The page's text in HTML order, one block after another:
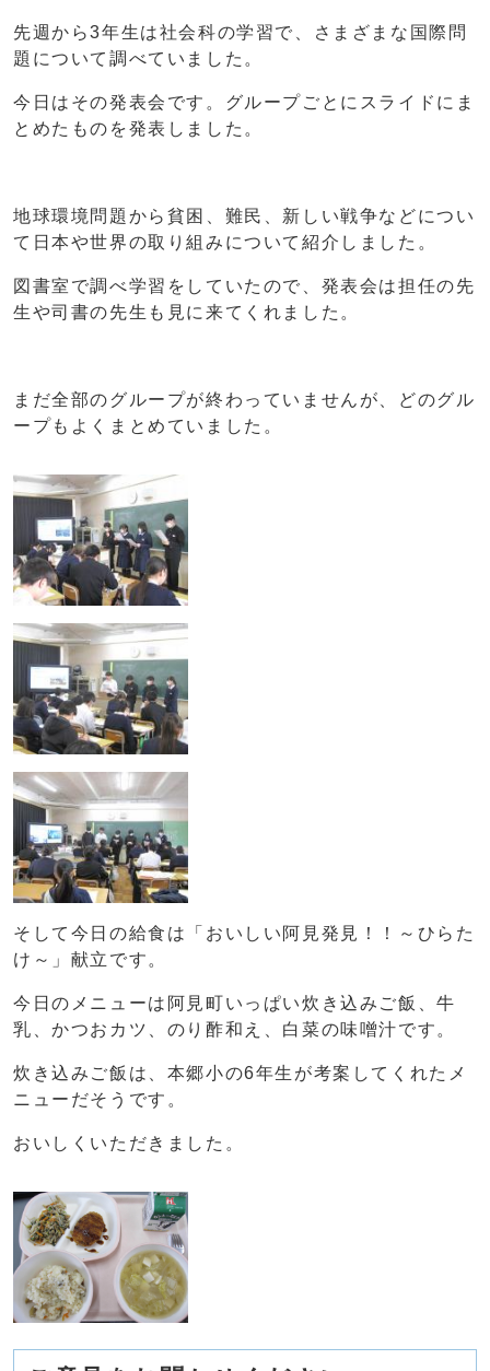
先週から3年生は社会科の学習で、さまざまな国際問
題について調べていました。
今日はその発表会です。グループごとにスライドにま
とめたものを発表しました。
地球環境問題から貧困、難民、新しい戦争などについ
て日本や世界の取り組みについて紹介しました。
図書室で調べ学習をしていたので、発表会は担任の先
生や司書の先生も見に来てくれました。
まだ全部のグループが終わっていませんが、どのグル
ープもよくまとめていました。
そして今日の給食は「おいしい阿見発見！！～ひらた
け～」献立です。
今日のメニューは阿見町いっぱい炊き込みご飯、牛
乳、かつおカツ、のり酢和え、白菜の味噌汁です。
炊き込みご飯は、本郷小の6年生が考案してくれたメ
ニューだそうです。
おいしくいただきました。